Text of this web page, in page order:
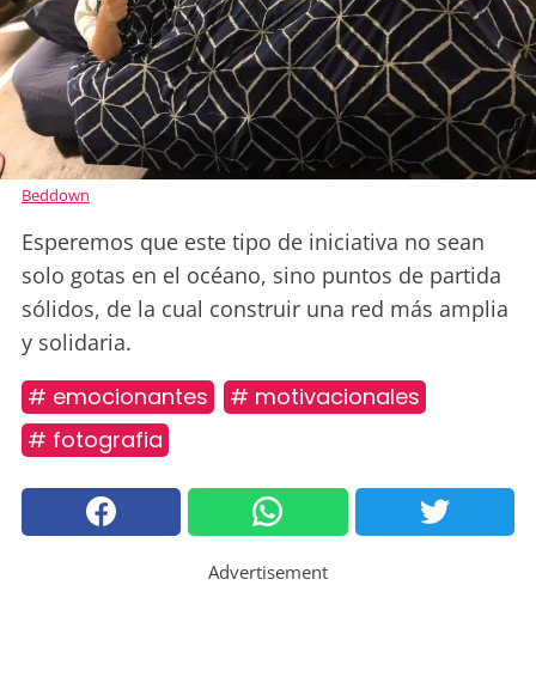
Beddown
Esperemos que este tipo de iniciativa no sean
solo gotas en el océano, sino puntos de partida
sólidos, de la cual construir una red más amplia
y solidaria.
# emocionantes
# motivacionales
# fotografia
Advertisement